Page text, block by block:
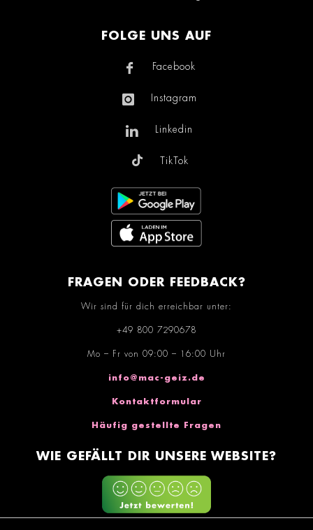
FOLGE UNS AUF
Facebook
Instagram
Linkedin
TikTok
FRAGEN ODER FEEDBACK?
Wir sind für dich erreichbar unter:
+49 800 7290678
Mo – Fr von 09:00 – 16:00 Uhr
info@mac-geiz.de
Kontaktformular
Häufig gestellte Fragen
WIE GEFÄLLT DIR UNSERE WEBSITE?